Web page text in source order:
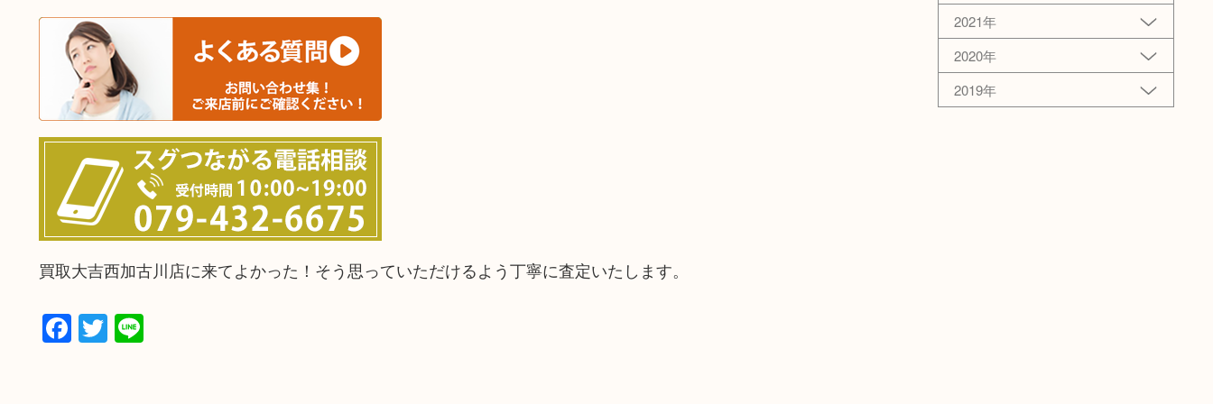
買取大吉西加古川店に来てよかった！そう思っていただけるよう丁寧に査定いたします。
Facebook
Twitter
Line
2021年
2020年
2019年